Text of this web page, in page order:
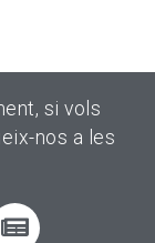
si vols
nos a les